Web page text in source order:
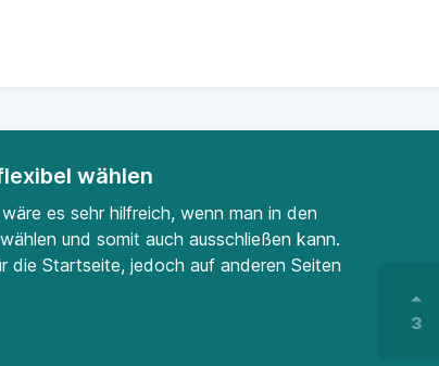
wählen
es sehr hilfreich, wenn man in den
und somit auch ausschließen kann.
die Startseite, jedoch auf anderen Seiten
3